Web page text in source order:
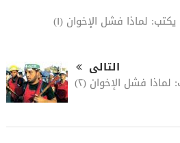
لماذا فشل الإخوان (١)
التالى
فشل الإخوان (٢)